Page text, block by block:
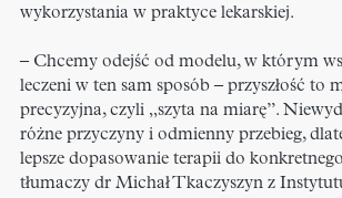
wykorzystania w praktyce lekarskiej.
– Chcemy odejść od modelu, w którym
leczeni w ten sam sposób – przyszłość to
precyzyjna, czyli „szyta na miarę”.
różne przyczyny i odmienny przebieg,
lepsze dopasowanie terapii do
tłumaczy dr Michał Tkaczyszyn z